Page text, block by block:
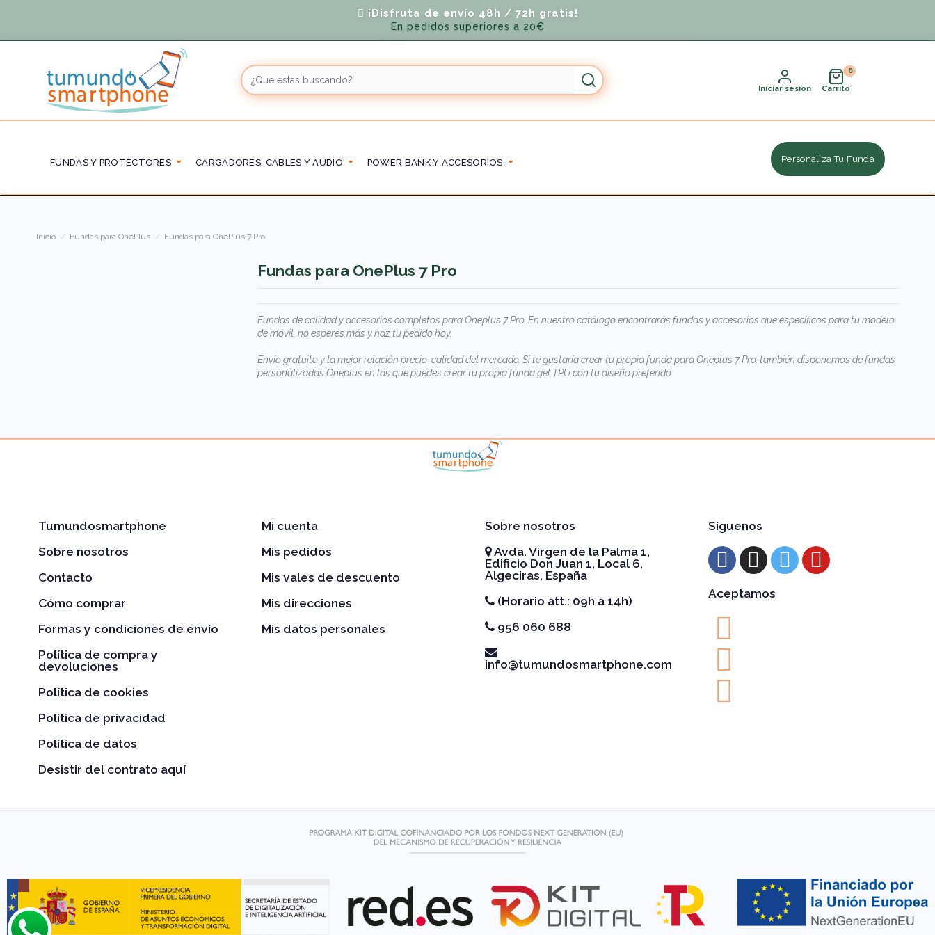
¡Disfruta de envío 48h / 72h gratis!
En pedidos superiores a 20€
Iniciar sesión Carrito
FUNDAS Y PROTECTORES CARGADORES, CABLES Y AUDIO POWER BANK Y ACCESORIOS Personaliza Tu Funda
Inicio Fundas para OnePlus Fundas para OnePlus 7 Pro
Fundas para OnePlus 7 Pro
Fundas de calidad y accesorios completos para Oneplus 7 Pro. En nuestro catálogo encontrarás fundas y accesorios que específicos para tu modelo
de móvil, no esperes más y haz tu pedido hoy.
Envío gratuito y la mejor relación precio-calidad del mercado. Si te gustaría crear tu propia funda para Oneplus 7 Pro, también disponemos defundas
personalizadas Oneplus en las que puedes crear tu propia funda gel TPU con tu diseño preferido.
Tumundosmartphone
Sobre nosotros
Contacto
Cómo comprar
Formas y condiciones de envío
Política de compra y
devoluciones
Política de cookies
Política de privacidad
Política de datos
Desistir del contrato aquí
Mi cuenta
Mis pedidos
Mis vales de descuento
Mis direcciones
Mis datos personales
Sobre nosotros
Avda. Virgen de la Palma 1,
Edificio Don Juan 1, Local 6,
Algeciras, España
(Horario att.: 09h a 14h)
956 060 688
info@tumundosmartphone.com
Síguenos
Aceptamos